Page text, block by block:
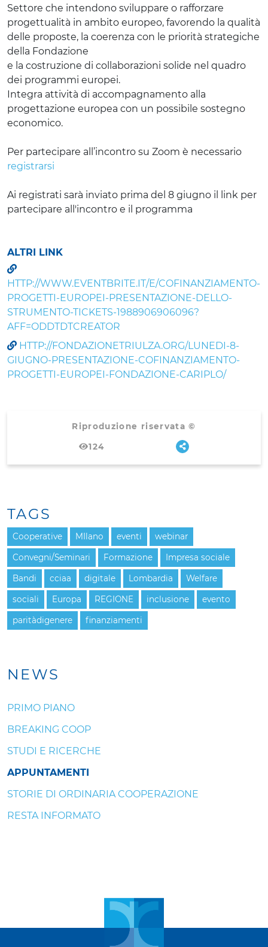
Settore che intendono sviluppare o rafforzare
progettualità in ambito europeo, favorendo la qualità
delle proposte, la coerenza con le priorità strategiche
della Fondazione
e la costruzione di collaborazioni solide nel quadro
dei programmi europei.
Integra attività di accompagnamento alla
progettazione europea con un possibile sostegno
economico.
Per partecipare all’incontro su Zoom è necessario
registrarsi
Ai registrati sarà inviato prima del 8 giugno il link per
partecipare all'incontro e il programma
ALTRI LINK
HTTP://WWW.EVENTBRITE.IT/E/COFINANZIAMENTO-
PROGETTI-EUROPEI-PRESENTAZIONE-DELLO-
STRUMENTO-TICKETS-1988906906096?
AFF=ODDTDTCREATOR
HTTP://FONDAZIONETRIULZA.ORG/LUNEDI-8-
GIUGNO-PRESENTAZIONE-COFINANZIAMENTO-
PROGETTI-EUROPEI-FONDAZIONE-CARIPLO/
Riproduzione riservata ©
124
NEWS
PRIMO PIANO
BREAKING COOP
STUDI E RICERCHE
APPUNTAMENTI
STORIE DI ORDINARIA COOPERAZIONE
RESTA INFORMATO
TAGS
Cooperative MIlano eventi webinar
Convegni/Seminari Formazione Impresa sociale
Bandi cciaa digitale Lombardia Welfare
sociali Europa REGIONE inclusione evento
paritàdigenere finanziamenti